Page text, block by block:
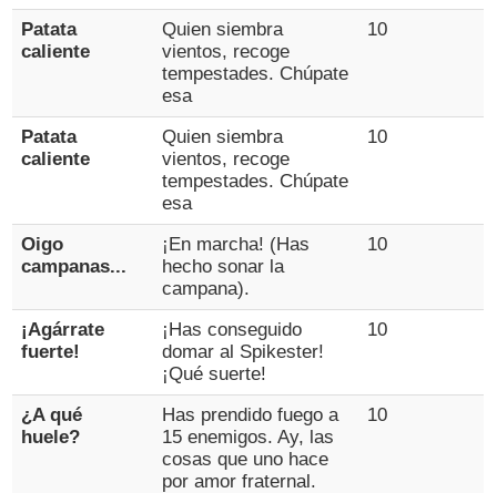
Patata
caliente
Quien siembra
vientos, recoge
tempestades. Chúpate
esa
10
Patata
caliente
Quien siembra
vientos, recoge
tempestades. Chúpate
esa
10
Oigo
campanas...
¡En marcha! (Has
hecho sonar la
campana).
10
¡Agárrate
fuerte!
¡Has conseguido
domar al Spikester!
¡Qué suerte!
10
¿A qué
huele?
Has prendido fuego a
15 enemigos. Ay, las
cosas que uno hace
por amor fraternal.
10